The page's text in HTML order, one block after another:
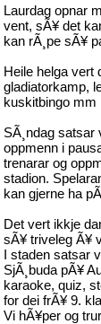
Laurdag opnar
vent, sÃ¥ det
kan rÃ¸pe sÃ¥
Heile helga vert
gladiatorkamp,
kuskitbingo mm
SÃ¸ndag
oppmenn i
trenarar og
stadion.
kan gjerne ha
Det vert ikkje
sÃ¥ triveleg Ã¥
I staden satsar
SjÃ¸buda pÃ¥
karaoke, quiz,
for dei frÃ¥ 9.
Vi hÃ¥per og